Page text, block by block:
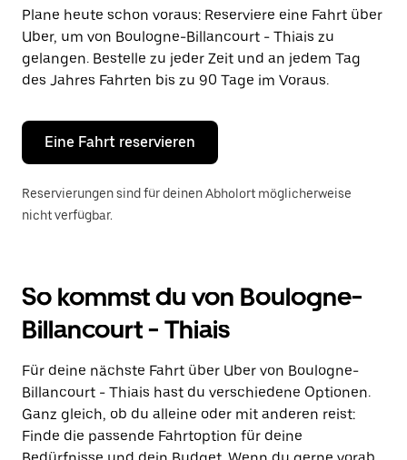
ein
Datum
auszuwählen.
Drücke
die
Escape-
um
den
Kalender
schließen.
Plane heute schon voraus: Reserviere eine Fahrt über
Uber, um von Boulogne-Billancourt - Thiais zu
gelangen. Bestelle zu jeder Zeit und an jedem Tag
des Jahres Fahrten bis zu 90 Tage im Voraus.
Eine Fahrt reservieren
Reservierungen sind für deinen Abholort möglicherweise
nicht verfügbar.
So kommst du von Boulogne-
Billancourt - Thiais
Für deine nächste Fahrt über Uber von Boulogne-
Billancourt - Thiais hast du verschiedene Optionen.
Ganz gleich, ob du alleine oder mit anderen reist:
Finde die passende Fahrtoption für deine